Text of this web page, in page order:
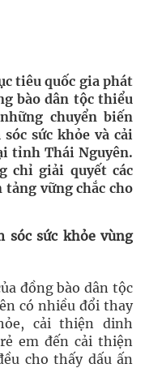
tiêu quốc gia phát
bào dân tộc thiểu
chuyển biến
sức khỏe và cải
tỉnh Thái Nguyên.
chỉ giải quyết các
tảng vững chắc cho
sóc sức khỏe vùng
đồng bào dân tộc
có nhiều đổi thay
cải thiện dinh
em đến cải thiện
cho thấy dấu ấn